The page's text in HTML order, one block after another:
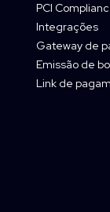
PCI
Integrações
Gateway de
Emissão de
Link de